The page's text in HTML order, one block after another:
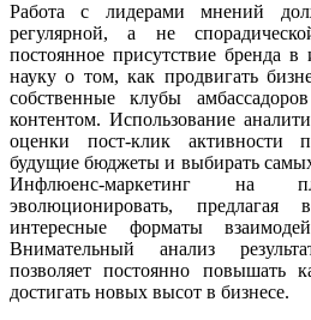
Работа с лидерами мнений
регулярной, а не
постоянное присутствие бренда
науку о том, как продвигать
собственные клубы
контентом. Использование
оценки пост-клик активности
будущие бюджеты и выбирать
Инфлюенс-маркетинг на
эволюционировать,
интересные форматы
Внимательный анализ
позволяет постоянно повышать
достигать новых высот в бизнесе.